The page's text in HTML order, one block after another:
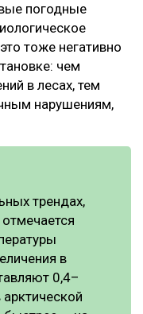
погодные
тоже негативно
чем
в лесах, тем
нарушениям,
трендах,
в
0,4–
арктической